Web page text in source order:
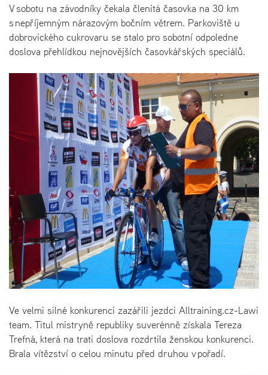
V sobotu na závodníky čekala členitá časovka na 30 km
s nepříjemným nárazovým bočním větrem. Parkoviště u
dobrovického cukrovaru se stalo pro sobotní odpoledne
doslova přehlídkou nejnovějších časovkářských speciálů.
Ve velmi silné konkurenci zazářili jezdci Alltraining.cz-Lawi
team. Titul mistryně republiky suverénně získala Tereza
Trefná, která na trati doslova rozdrtila ženskou konkurenci.
Brala vítězství o celou minutu před druhou v pořadí.